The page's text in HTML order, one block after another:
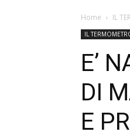
Home IL
IL
E’
DI
E